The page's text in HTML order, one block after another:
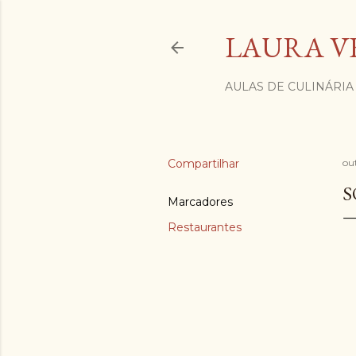
LAURA
AULAS DE CULINÁRIA
Compartilhar
Marcadores
Restaurantes